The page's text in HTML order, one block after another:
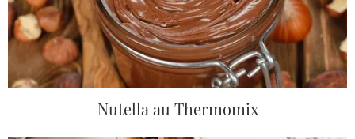
Nutella au Thermomix